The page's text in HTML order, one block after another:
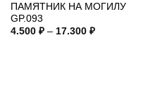
ПАМЯТНИК НА МОГИЛУ
GP.093
4.500 ₽ – 17.300 ₽Диапазон